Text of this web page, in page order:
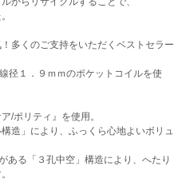
多くのご支持をいただくベストセラー
径１．９ｍｍのポケットコイルを使
/ポリティ』を使用。
造」により、ふっくら心地よいボリュ
ある「３孔中空」構造により、へたり